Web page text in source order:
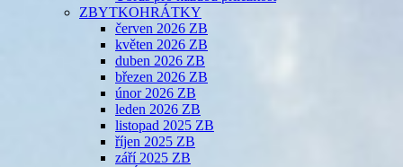
ZBYTKOHRÁTKY
červen 2026 ZB
květen 2026 ZB
duben 2026 ZB
březen 2026 ZB
únor 2026 ZB
leden 2026 ZB
listopad 2025 ZB
říjen 2025 ZB
září 2025 ZB